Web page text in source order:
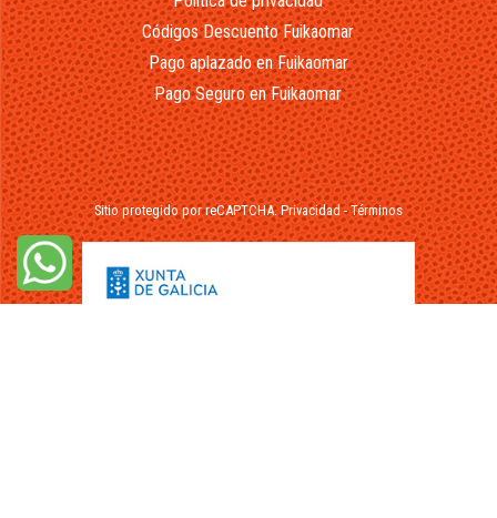
Códigos Descuento Fuikaomar
Pago aplazado en Fuikaomar
Pago Seguro en Fuikaomar
Sitio protegido por reCAPTCHA.Privacidad-Términos